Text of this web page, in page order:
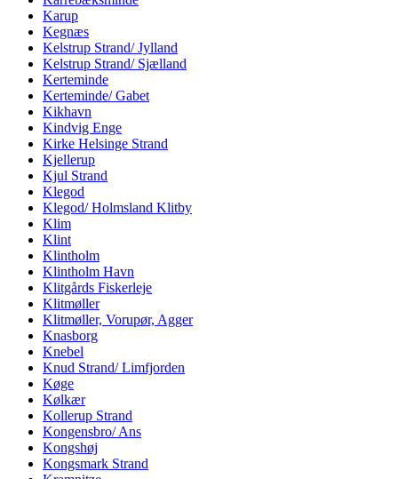
Karup
Kegnæs
Kelstrup Strand/ Jylland
Kelstrup Strand/ Sjælland
Kerteminde
Kerteminde/ Gabet
Kikhavn
Kindvig Enge
Kirke Helsinge Strand
Kjellerup
Kjul Strand
Klegod
Klegod/ Holmsland Klitby
Klim
Klint
Klintholm
Klintholm Havn
Klitgårds Fiskerleje
Klitmøller
Klitmøller, Vorupør, Agger
Knasborg
Knebel
Knud Strand/ Limfjorden
Køge
Kølkær
Kollerup Strand
Kongensbro/ Ans
Kongshøj
Kongsmark Strand